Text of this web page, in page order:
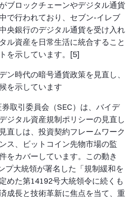
ブロックチェーンやデジタル通貨
で行われており、セブン-イレブ
央銀行のデジタル通貨を受け入れ
ル資産を日常生活に統合すること
を示しています。[5]
ン時代の暗号通貨政策を見直し、
を示しています
取引委員会（SEC）は、バイデ
ジタル資産規制ポリシーの見直し
直しは、投資契約フレームワーク
ス、ビットコイン先物市場の監
をカバーしています。この動き
プ大統領が署名した「規制緩和を
めた第14192号大統領令に続くも
成長と技術革新に焦点を当て、重